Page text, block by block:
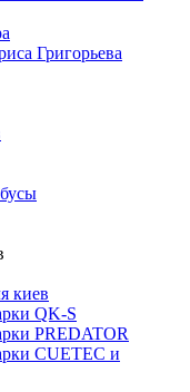
Григорьева
киев
QK-S
PREDATOR
CUETEC и